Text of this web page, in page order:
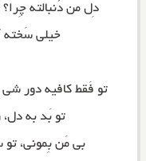
دِل من دُنبالته چِرا؟
خیلی سَخته
تو فَقط کافیه دور شی
تو بَد به
بی مَن بِمونی، تو